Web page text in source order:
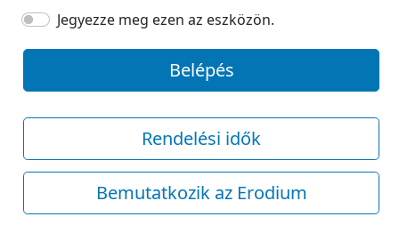
Jegyezze meg ezen az eszközön.
Belépés
Rendelési idők
Bemutatkozik az Erodium